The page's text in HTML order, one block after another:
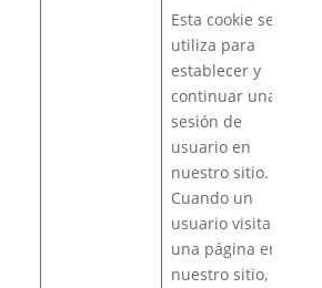
Esta cookie se
utiliza para
establecer y
continuar una
sesión de
usuario en
nuestro sitio.
Cuando un
usuario visita
una página en
nuestro sitio, el